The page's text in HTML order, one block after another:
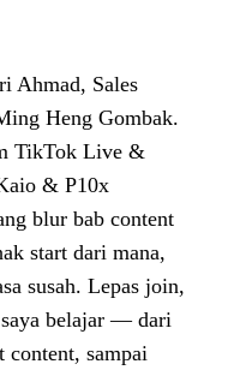
Ahmad, Sales
Heng Gombak.
TikTok Live &
& P10x
blur bab content
start dari mana,
susah. Lepas join,
saya belajar — dari
content, sampai